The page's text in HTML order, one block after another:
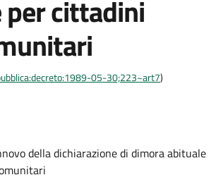
cittadini
05-30;223~art7)
della dichiarazione di dimora abituale